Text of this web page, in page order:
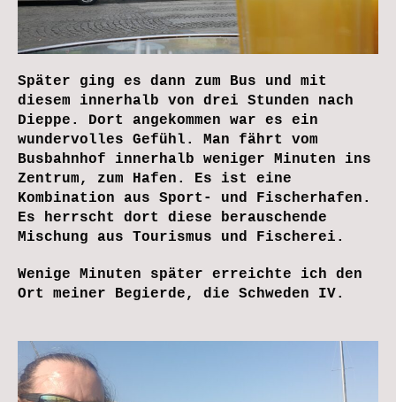
Später ging es dann zum Bus und mit
diesem innerhalb von drei Stunden nach
Dieppe. Dort angekommen war es ein
wundervolles Gefühl. Man fährt vom
Busbahnhof innerhalb weniger Minuten ins
Zentrum, zum Hafen. Es ist eine
Kombination aus Sport- und Fischerhafen.
Es herrscht dort diese berauschende
Mischung aus Tourismus und Fischerei.
Wenige Minuten später erreichte ich den
Ort meiner Begierde, die Schweden IV.